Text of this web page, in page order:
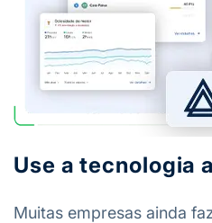
Use a tecnologia
Muitas empresas ainda